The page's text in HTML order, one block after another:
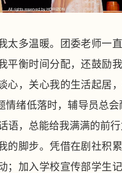
太多温暖。团委老师一
平衡时间分配，还鼓励
心，关心我的生活起居
绪低落时，辅导员总会
语，总能给我满满的前
的脚步。凭借在剧社积
；加入学校宣传部学生